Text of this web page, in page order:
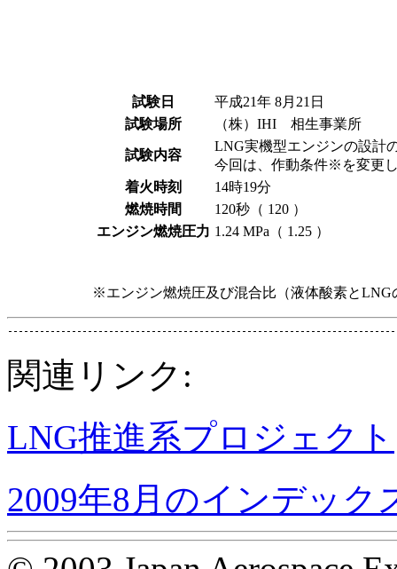
試験日
平成21年 8月21日
試験場所
（株）IHI 相生事業所
試験内容
LNG実機型エンジンの設計
今回は、作動条件※を変更
着火時刻
14時19分
燃焼時間
120秒（ 120 ）
エンジン燃焼圧力 1.24 MPa（ 1.25 ）
※エンジン燃焼圧及び混合比（液体酸素とLNG
関連リンク:
LNG推進系プロジェクト
2009年8月のインデック